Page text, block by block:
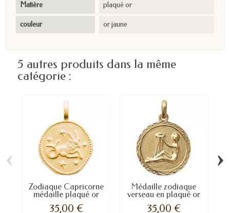
Matière plaqué or
couleur or jaune
5 autres produits dans la même
catégorie :
Zodiaque Capricorne
médaille plaqué or
35,00 €
Médaille zodiaque
verseau en plaqué or
35,00 €
‹ ›